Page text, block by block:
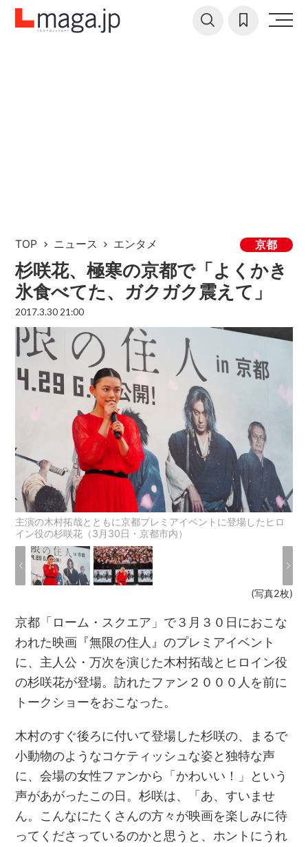
TOP ニュース エンタメ 京都
杉咲花、極寒の京都で「よくかき
氷食べてた、ガクガク震えて」
2017.3.30 21:00
主演の木村拓哉とともに京都プレミアイベントに登場したヒロ
イン役の杉咲花（3月30日・京都市内）
(写真2枚)
京都「ローム・スクエア」で３月３０日におこな
われた映画『無限の住人』のプレミアイベント
に、主人公・万次を演じた木村拓哉とヒロイン役
の杉咲花が登場。訪れたファン２０００人を前に
トークショーをおこなった。
木村のすぐ後ろに付いて登場した杉咲の、まるで
小動物のようなコケティッシュな姿と独特な声
に、会場の女性ファンから「かわいい！」という
声があがったこの日。杉咲は、「あ、すいませ
ん。こんなにたくさんの方々が映画を楽しみに待
ってくださっているのかと思うと、ホントにうれ